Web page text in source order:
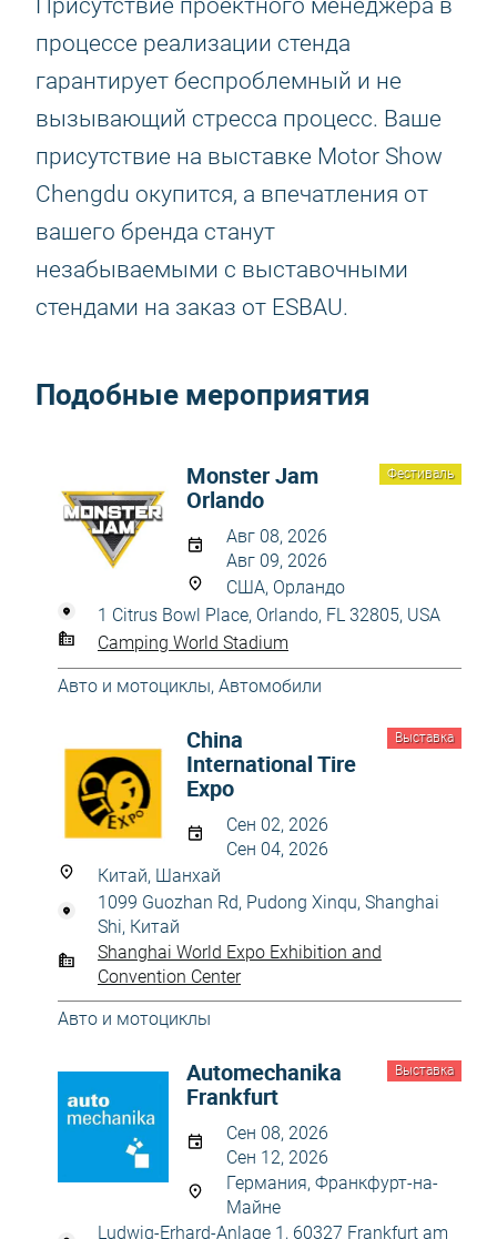
Присутствие проектного менеджера в
процессе реализации стенда
гарантирует беспроблемный и не
вызывающий стресса процесс. Ваше
присутствие на выставке Motor Show
Chengdu окупится, а впечатления от
вашего бренда станут
незабываемыми с выставочными
стендами на заказ от ESBAU.
Подобные мероприятия
Фестиваль
Monster Jam
Orlando
Авг 08, 2026
Авг 09, 2026
США, Орландо
1 Citrus Bowl Place, Orlando, FL 32805, USA
Camping World Stadium
Авто и мотоциклы, Автомобили
Выставка
China
International Tire
Expo
Сен 02, 2026
Сен 04, 2026
Китай, Шанхай
1099 Guozhan Rd, Pudong Xinqu, Shanghai
Shi, Китай
Shanghai World Expo Exhibition and
Convention Center
Авто и мотоциклы
Выставка
Automechanika
Frankfurt
Сен 08, 2026
Сен 12, 2026
Германия, Франкфурт-на-
Майне
Ludwig-Erhard-Anlage 1, 60327 Frankfurt am